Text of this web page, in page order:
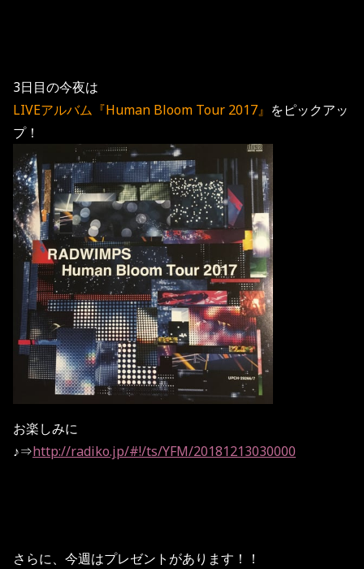
3日目の今夜は
LIVEアルバム『Human Bloom Tour 2017』 をピックアッ
プ！
お楽しみに
♪⇒http://radiko.jp/#!/ts/YFM/20181213030000
さらに、今週はプレゼントがあります！！